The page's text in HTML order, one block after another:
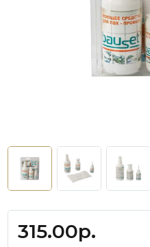
315.00р.